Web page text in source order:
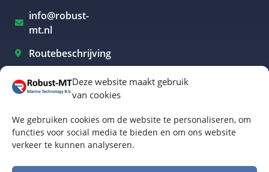
Deze website maakt gebruik
van cookies
We gebruiken cookies om de website te personaliseren, om
functies voor social media te bieden en om ons website
verkeer te kunnen analyseren.
info@robust-
mt.nl
Routebeschrijving
Elektrisch varen Westland
Elektrisch varen Rotterdam
Elektrisch varen Amsterdam